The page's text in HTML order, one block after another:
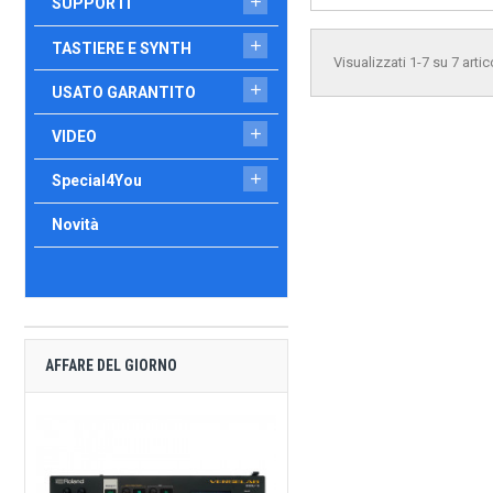
SUPPORTI
TASTIERE E SYNTH 
USATO GARANTITO 
VIDEO 
Special4You 
Novità
AFFARE DEL GIORNO
Visualizzati 1-7 su 7